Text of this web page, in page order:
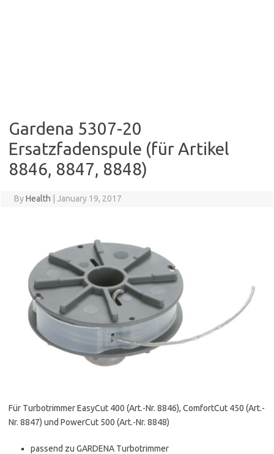
Gardena 5307-20
Ersatzfadenspule (für Artikel
8846, 8847, 8848)
ByHealth January 19, 2017
Für Turbotrimmer EasyCut 400 (Art.-Nr. 8846), ComfortCut 450 (Art.-
Nr. 8847) und PowerCut 500 (Art.-Nr. 8848)
passend zu GARDENA Turbotrimmer